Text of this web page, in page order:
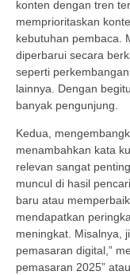
konten dengan tren
memprioritaskan
kebutuhan pembaca.
diperbarui secara
seperti
lainnya. Dengan
banyak pengunjung.
Kedua,
menambahkan kata
relevan sangat
muncul di hasil
baru atau
mendapatkan
meningkat. Misalnya,
pemasaran digital,”
pemasaran 2025”